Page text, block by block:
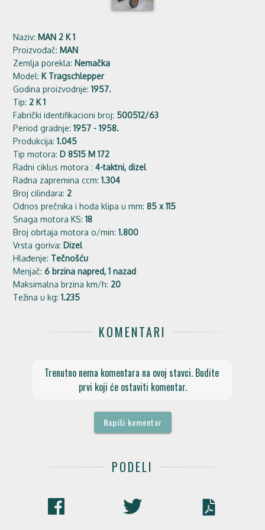
Naziv: MAN 2 K 1
Proizvođač: MAN
Zemlja porekla: Nemačka
Model: K Tragschlepper
Godina proizvodnje:1957.
Tip: 2 K 1
Fabrički identifikacioni broj: 500512/63
Period gradnje:1957 - 1958.
Produkcija:1.045
Tip motora: D 8515 M 172
Radni ciklus motora :4-taktni, dizel
Radna zapremina ccm:1.304
Broj cilindara: 2
Odnos prečnika i hoda klipa u mm:85 x 115
Snaga motora KS:18
Broj obrtaja motora o/min:1.800
Vrsta goriva: Dizel
Hlađenje: Tečnošću
Menjač:6 brzina napred, 1 nazad
Maksimalna brzina km/h: 20
Težina u kg:1.235
KOMENTARI
Trenutno nema komentara na ovoj stavci. Budite
prvi koji će ostaviti komentar.
Napiši komentar
PODELI